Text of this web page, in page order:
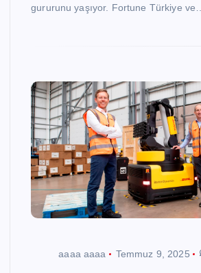
gururunu yaşıyor. Fortune Türkiye ve…
aaaa aaaa Temmuz 9, 2025